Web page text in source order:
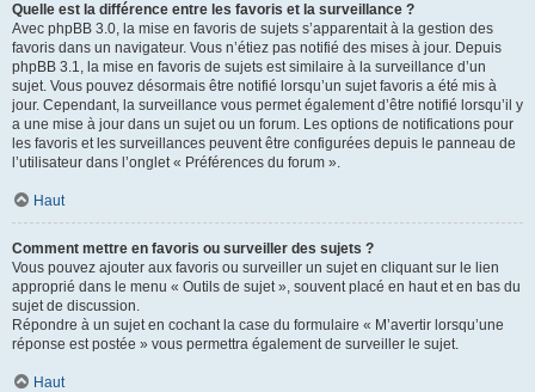
Quelle est la différence entre les favoris et la surveillance ?
Avec phpBB 3.0, la mise en favoris de sujets s’apparentait à la gestion des
favoris dans un navigateur. Vous n’étiez pas notifié des mises à jour. Depuis
phpBB 3.1, la mise en favoris de sujets est similaire à la surveillance d’un
sujet. Vous pouvez désormais être notifié lorsqu’un sujet favoris a été mis à
jour. Cependant, la surveillance vous permet également d’être notifié lorsqu’il y
a une mise à jour dans un sujet ou un forum. Les options de notifications pour
les favoris et les surveillances peuvent être configurées depuis le panneau de
l’utilisateur dans l’onglet « Préférences du forum ».
Haut
Comment mettre en favoris ou surveiller des sujets ?
Vous pouvez ajouter aux favoris ou surveiller un sujet en cliquant sur le lien
approprié dans le menu « Outils de sujet », souvent placé en haut et en bas du
sujet de discussion.
Répondre à un sujet en cochant la case du formulaire « M’avertir lorsqu’une
réponse est postée » vous permettra également de surveiller le sujet.
Haut